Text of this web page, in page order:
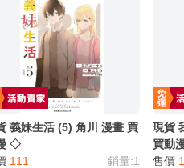
義妹生活 (5) 角川 漫畫 買
◇
111 銷量:1
現貨
買動
售價